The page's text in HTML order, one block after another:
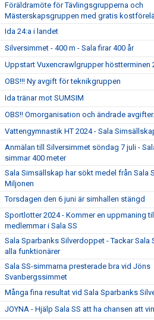
Föräldramöte för Tävlingsgrupperna och
Mästerskapsgruppen med gratis
Ida 24:a i landet
Silversimmet - 400 m - Sala firar 400 år
Uppstart Vuxencrawlgrupper höstterminen
OBS!!! Ny avgift för teknikgruppen
Ida tränar mot SUMSIM
OBS!! Omorganisation och ändrade avgifter.
Vattengymnastik HT 2024 - Sala
Anmälan till Silversimmet söndag 7 juli -
simmar 400 meter
Sala Simsällskap har sökt medel från Sala
Miljonen
Torsdagen den 6 juni är simhallen stängd
Sportlotter 2024 - Kommer en uppmaning
medlemmar i Sala SS
Sala Sparbanks Silverdoppet - Tackar Sala
alla funktionärer
Sala SS-simmarna presterade bra vid Jöns
Svanbergssimmet
Många fina resultat vid Sala Sparbanks
JOYNA - Hjälp Sala SS att ha chansen att